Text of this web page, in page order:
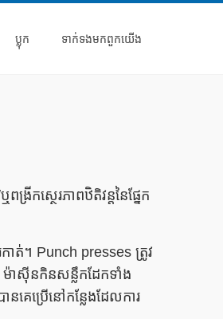
ប្លុក ទាក់ទង​មក​ពួក​យើង
កស្ថេរភាពឋិតិវន្តនៃផ្នែក
ាត់។ Punch presses ត្រូវ
ម៉ាស៊ីនកិនសន្លឹកដែកទាំង
េ​ប្រើ​នៅ​កន្លែង​ដែល​ការ​